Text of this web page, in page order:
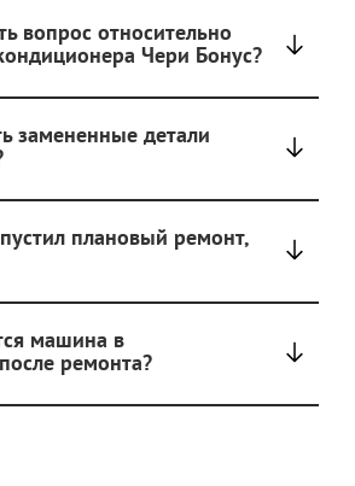
вопрос относительно
Чери Бонус?
замененные детали
плановый ремонт,
машина в
ремонта?